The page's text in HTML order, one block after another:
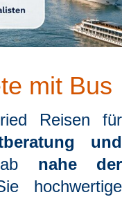
mit Bus
Reisen für
und
nahe der
hochwertige